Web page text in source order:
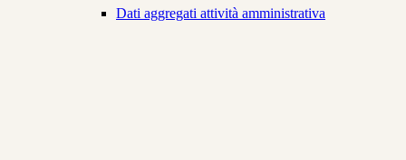
Dati aggregati attività amministrativa